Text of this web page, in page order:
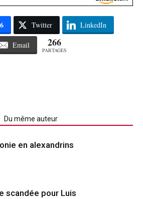
Twitter LinkedIn
Email 266
PARTAGES
Du même auteur
en alexandrins
scandée pour Luis